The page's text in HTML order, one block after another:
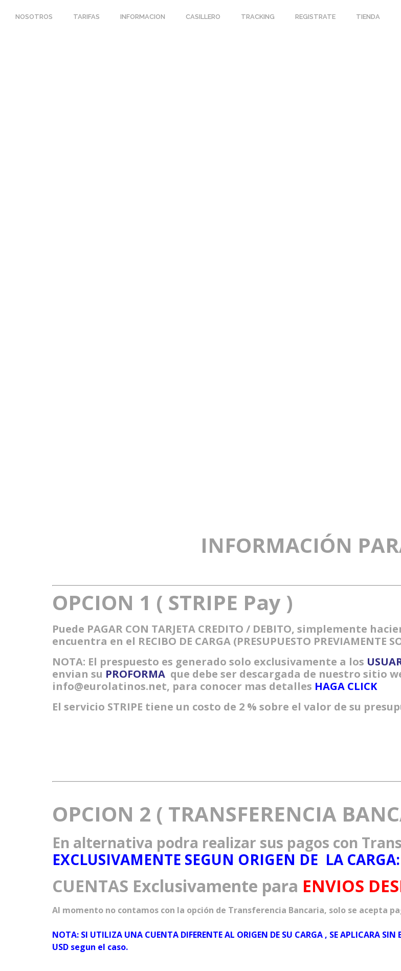
NOSOTROS TARIFAS INFORMACION CASILLERO TRACKING REGISTRATE TIENDA
INFORMACIÓN
OPCION 1 ( STRIPE Pay )
Puede PAGAR CON TARJETA CREDITO / DEBITO, simplemente
encuentra en el RECIBO DE CARGA (PRESUPUESTO
NOTA: El prespuesto es generado solo exclusivamente a los
envian su PROFORMA que debe ser descargada de nuestro sitio
info@eurolatinos.net, para conocer mas detalles HAGA CLICK
El servicio STRIPE tiene un costo de 2 % sobre el valor de su
OPCION 2 ( TRANSFERENCIA
En alternativa podra realizar sus pagos con
EXCLUSIVAMENTE SEGUN ORIGEN DE LA CARGA:
CUENTAS Exclusivamente para ENVIOS
Al momento no contamos con la opción de Transferencia Bancaria, solo se acepta
NOTA: SI UTILIZA UNA CUENTA DIFERENTE AL ORIGEN DE SU CARGA , SE APLICARA
USD segun el caso.